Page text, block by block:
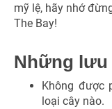
mỹ lệ, hãy nhớ
The Bay!
Những lưu
Không được
loại cây nào.